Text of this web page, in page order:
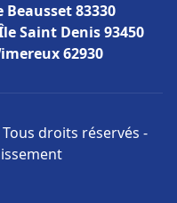
83330
Saint Denis 93450
62930
droits réservés -